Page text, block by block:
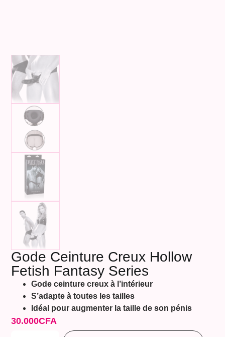
Gode Ceinture Creux Hollow
Fetish Fantasy Series
Gode ceinture creux à l’intérieur
S’adapte à toutes les tailles
Idéal pour augmenter la taille de son pénis
30.000CFA